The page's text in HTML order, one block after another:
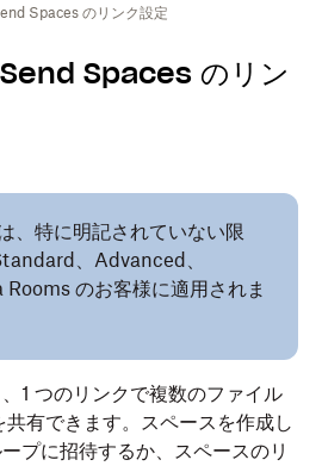
Spaces のリンク設定
Spaces のリン
、特に明記されていない限
、Advanced、
のお客様に適用されま
1 つのリンクで複数のファイル
共有できます。スペースを作成し
プに招待するか、スペースのリ